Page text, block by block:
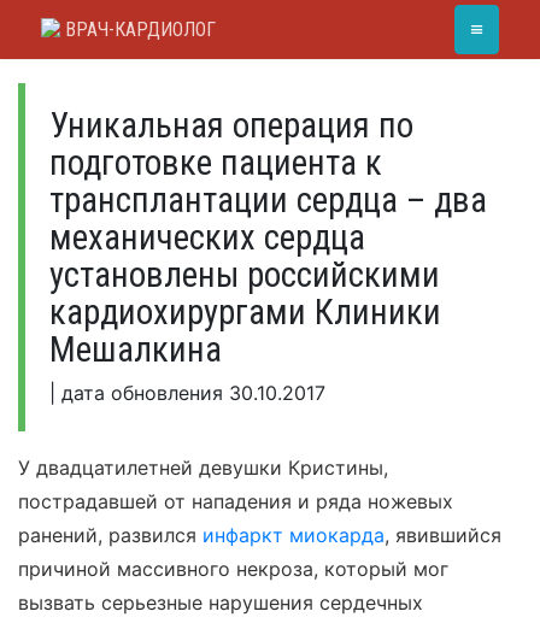
ВРАЧ-КАРДИОЛОГ ≡
Уникальная операция по
подготовке пациента к
трансплантации сердца – два
механических сердца
установлены российскими
кардиохирургами Клиники
Мешалкина
дата обновления 30.10.2017
У двадцатилетней девушки Кристины,
пострадавшей от нападения и ряда ножевых
ранений, развился инфаркт миокарда, явившийся
причиной массивного некроза, который мог
вызвать серьезные нарушения сердечных